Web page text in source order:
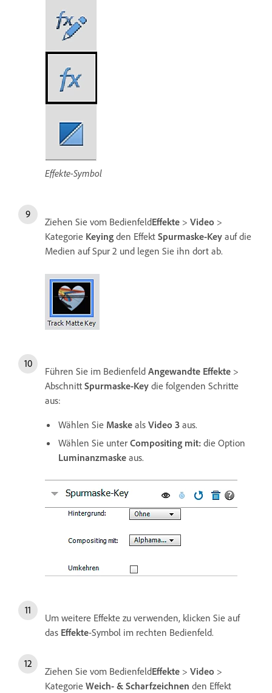
Effekte-Symbol
Ziehen Sie vom BedienfeldEffekte > Video >
Kategorie Keying den Effekt Spurmaske-Key auf die
Medien auf Spur 2 und legen Sie ihn dort ab.
Führen Sie im Bedienfeld Angewandte Effekte >
Abschnitt Spurmaske-Key die folgenden Schritte
aus:
Wählen Sie Maske als Video 3 aus.
Wählen Sie unter Compositing mit: die Option
Luminanzmaske aus.
Um weitere Effekte zu verwenden, klicken Sie auf
das Effekte-Symbol im rechten Bedienfeld.
Ziehen Sie vom BedienfeldEffekte > Video >
Kategorie Weich- & Scharfzeichnen den Effekt